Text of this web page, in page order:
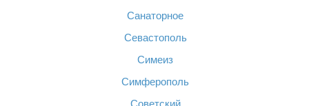
Санаторное
Севастополь
Симеиз
Симферополь
Советский